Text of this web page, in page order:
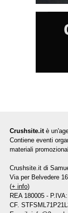
Crushsite.it è
Contiene eventi
materiali
Crushsite.it di
Via per Belvedere
(+ info)
REA 180005 -
CF.